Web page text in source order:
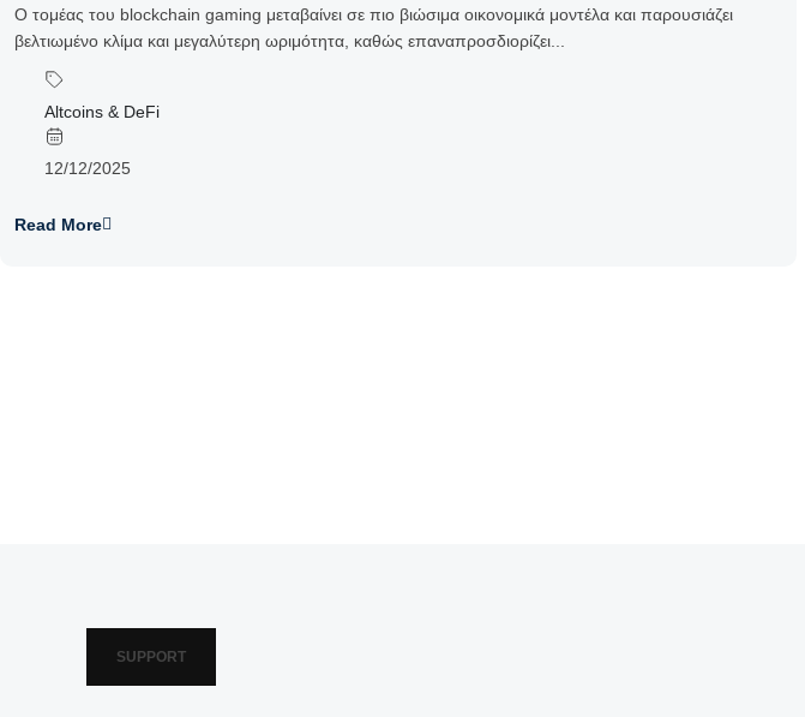
Ο τομέας του blockchain gaming μεταβαίνει σε πιο βιώσιμα οικονομικά μοντέλα και παρουσιάζει
βελτιωμένο κλίμα και μεγαλύτερη ωριμότητα, καθώς επαναπροσδιορίζει...
Altcoins & DeFi
12/12/2025
Read More
SUPPORT